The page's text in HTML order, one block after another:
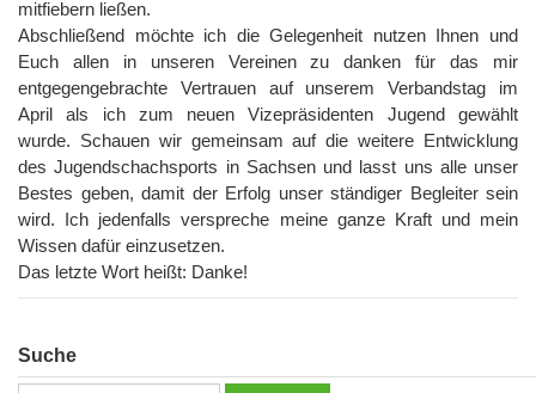
mitfiebern ließen.
Abschließend möchte ich die Gelegenheit nutzen Ihnen und
Euch allen in unseren Vereinen zu danken für das mir
entgegengebrachte Vertrauen auf unserem Verbandstag im
April als ich zum neuen Vizepräsidenten Jugend gewählt
wurde. Schauen wir gemeinsam auf die weitere Entwicklung
des Jugendschachsports in Sachsen und lasst uns alle unser
Bestes geben, damit der Erfolg unser ständiger Begleiter sein
wird. Ich jedenfalls verspreche meine ganze Kraft und mein
Wissen dafür einzusetzen.
Das letzte Wort heißt: Danke!
Suche